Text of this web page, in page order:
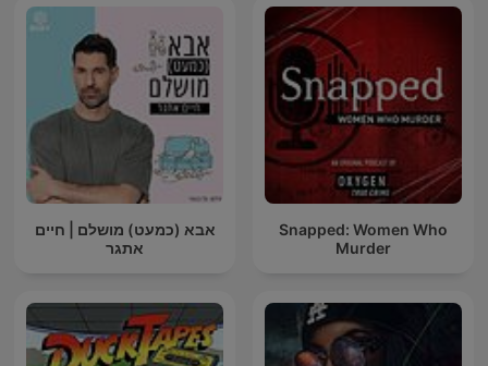
אבא (כמעט) מושלם | חיים
אתגר
Snapped: Women Who
Murder